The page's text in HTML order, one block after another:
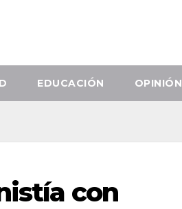
EDUCACIÓN OPINIÓN
con